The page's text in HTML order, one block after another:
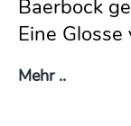
Baerbock
Eine
Mehr ..Der